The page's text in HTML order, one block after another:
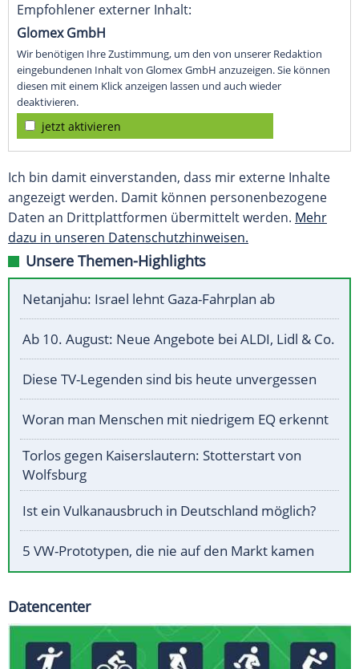
Empfohlener externer Inhalt:
Glomex GmbH
Wir benötigen Ihre Zustimmung, um den von unserer Redaktion
eingebundenen Inhalt von Glomex GmbH anzuzeigen. Sie können
diesen mit einem Klick anzeigen lassen und auch wieder
deaktivieren.
jetzt aktivieren
Ich bin damit einverstanden, dass mir externe Inhalte
angezeigt werden. Damit können personenbezogene
Daten an Drittplattformen übermittelt werden. Mehr
dazu in unseren Datenschutzhinweisen.
Unsere Themen-Highlights
Netanjahu: Israel lehnt Gaza-Fahrplan ab
Ab 10. August: Neue Angebote bei ALDI, Lidl & Co.
Diese TV-Legenden sind bis heute unvergessen
Woran man Menschen mit niedrigem EQ erkennt
Torlos gegen Kaiserslautern: Stotterstart von
Wolfsburg
Ist ein Vulkanausbruch in Deutschland möglich?
5 VW-Prototypen, die nie auf den Markt kamen
Datencenter